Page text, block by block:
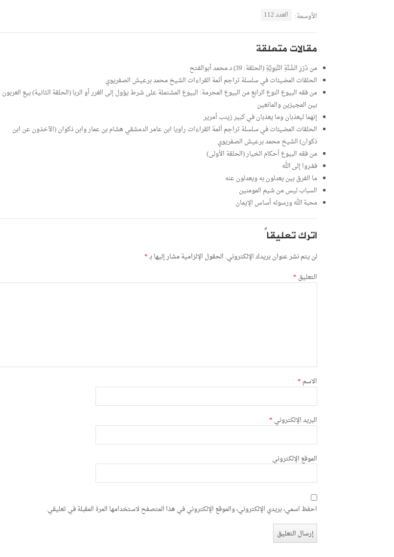
الأوسمة: العدد 112
مقالات متعلقة
من دُرَرِ السُّنَّةِ النَّبَوِيَّةِ (الحلقة: 39) د.محمد أبوالفتح
الحلقات المضيئات في سلسلة تراجم أئمة القراءات الشيخ محمد برعيش الصفريوي
من فقه البيوع النوع الرابع من البيوع المحرمة: البيوع المشتملة على شرط يؤول إلى الغرر أو الربا (الحلقة الثانية) بيع العربون
بين المجيزين والمانعين
إنهما ليعذبان وما يعذبان في كبير زينب أمرير
الحلقات المضيئات في سلسلة تراجم أئمة القراءات راويا ابن عامر الدمشقي هشام بن عمار وابن ذكوان (الآخذون عن ابن
ذكوان) الشيخ محمد برعيش الصفريوي
من فقه البيوع أحكام الخيار (الحلقة الأولى)
ففـروا إلى الله
ما الفرق بين يعدلون به ويعدلون عنه
السباب ليس من شيم المومنين
محبة الله ورسوله أساس الإيمان
اترك تعليقاً
لن يتم نشر عنوان بريدك الإلكتروني. الحقول الإلزامية مشار إليها بـ*
التعليق *
الاسم *
البريد الإلكتروني *
الموقع الإلكتروني
احفظ اسمي، بريدي الإلكتروني، والموقع الإلكتروني في هذا المتصفح لاستخدامها المرة المقبلة في تعليقي.